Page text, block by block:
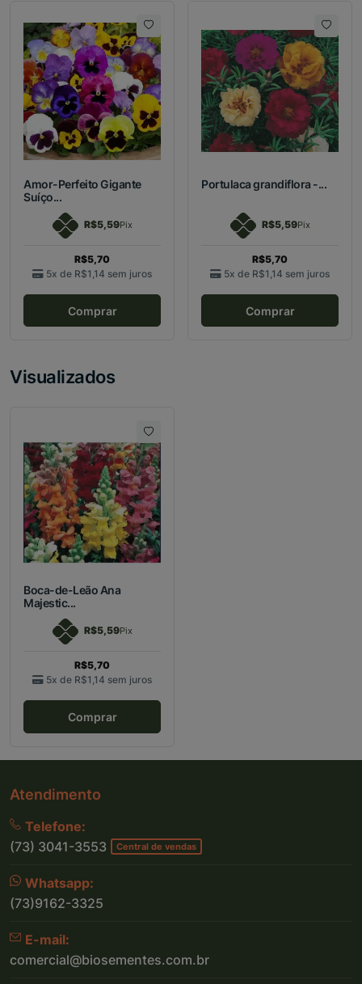
Amor-Perfeito Gigante
Suíço...
R$5,59Pix
R$5,70
5x de R$1,14 sem juros
Comprar
Portulaca grandiflora -...
R$5,59Pix
R$5,70
5x de R$1,14 sem juros
Comprar
Visualizados
Boca-de-Leão Ana
Majestic...
R$5,59Pix
R$5,70
5x de R$1,14 sem juros
Comprar
Atendimento
Telefone:
(73) 3041-3553
Central de vendas
Whatsapp:
(73)9162-3325
E-mail:
comercial@biosementes.com.br